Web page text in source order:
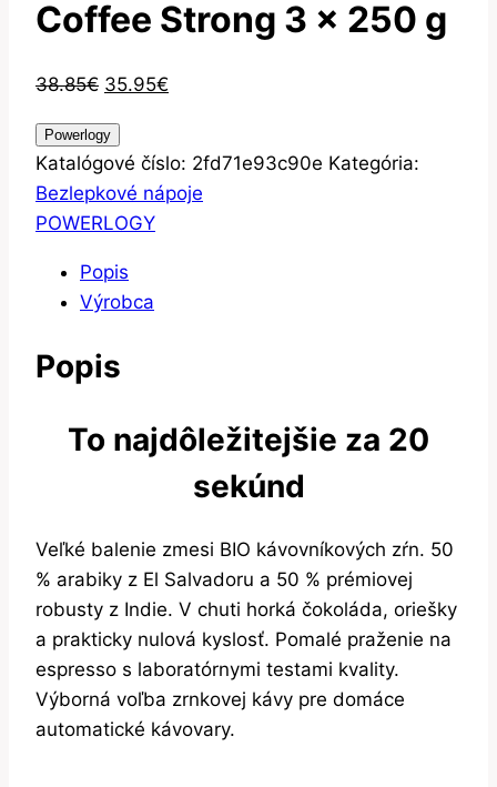
Coffee Strong 3 x 250 g
38.85€ Pôvodná
bola:
38.85€.
35.95€
35.95€.
Powerlogy
Katalógové číslo: 2fd71e93c90e Kategória:
Bezlepkové nápoje
POWERLOGY
Popis
Výrobca
Popis
To najdôležitejšie za 20
sekúnd
Veľké balenie zmesi BIO kávovníkových zŕn. 50
% arabiky z El Salvadoru a 50 % prémiovej
robusty z Indie. V chuti horká čokoláda, oriešky
a prakticky nulová kyslosť. Pomalé praženie na
espresso s laboratórnymi testami kvality.
Výborná voľba zrnkovej kávy pre domáce
automatické kávovary.